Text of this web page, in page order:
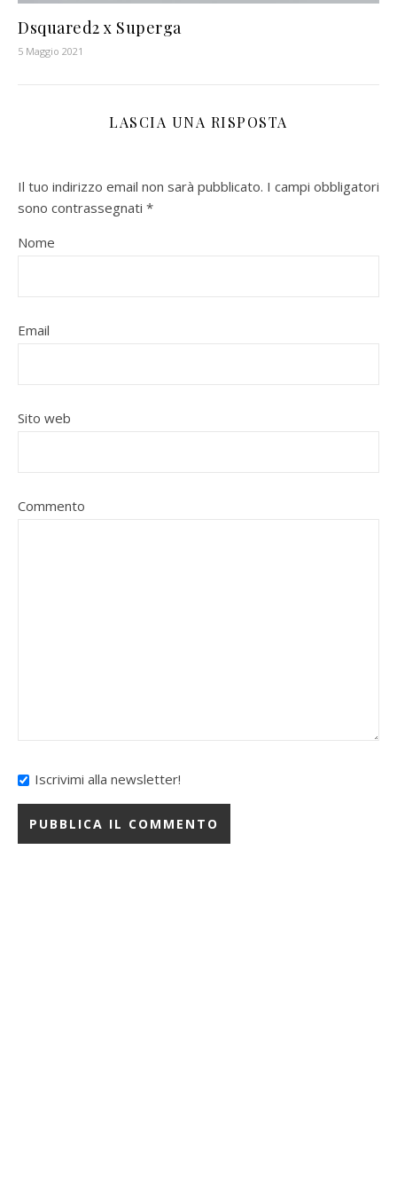
Dsquared2 x Superga
5 Maggio 2021
LASCIA UNA RISPOSTA
Il tuo indirizzo email non sarà pubblicato. I campi obbligatori
sono contrassegnati *
Nome
Email
Sito web
Commento
Iscrivimi alla newsletter!